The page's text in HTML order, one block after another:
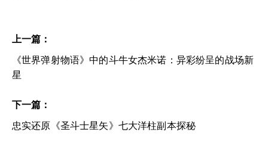
上一篇：
《世界弹射物语》中的斗牛女杰米诺：异彩纷呈的战场新
星
下一篇：
忠实还原《圣斗士星矢》七大洋柱副本探秘